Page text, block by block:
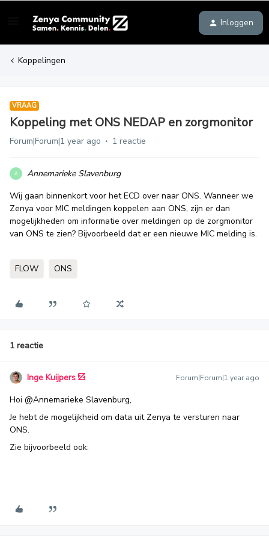
Inloggen
Koppelingen
VRAAG
Koppeling met ONS NEDAP en zorgmonitor
Forum|Forum|1 year ago 1 reactie
A
Annemarieke Slavenburg
Wij gaan binnenkort voor het ECD over naar ONS. Wanneer we
Zenya voor MIC meldingen koppelen aan ONS, zijn er dan
mogelijkheden om informatie over meldingen op de zorgmonitor
van ONS te zien? Bijvoorbeeld dat er een nieuwe MIC melding is.
FLOW ONS
1 reactie
Inge Kuijpers Forum|Forum|1 year ago
Hoi ​ @Annemarieke Slavenburg,
Je hebt de mogelijkheid om data uit Zenya te versturen naar
ONS.
Zie bijvoorbeeld ook: